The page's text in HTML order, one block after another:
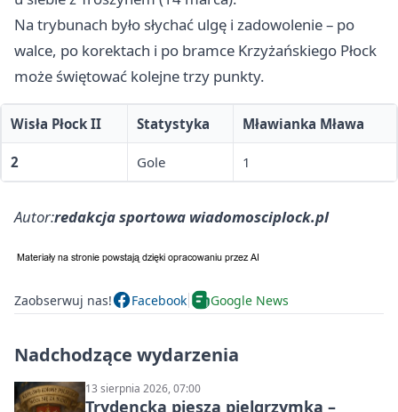
Na trybunach było słychać ulgę i zadowolenie – po
walce, po korektach i po bramce Krzyżańskiego Płock
może świętować kolejne trzy punkty.
Wisła Płock II Statystyka Mławianka Mława
2 Gole 1
Autor:redakcja sportowa wiadomosciplock.pl
Zaobserwuj nas! Facebook Google News
Nadchodzące wydarzenia
13 sierpnia 2026, 07:00
Trydencka piesza pielgrzymka –